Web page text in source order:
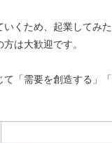
いくため、起業してみ
は大歓迎です。
て「需要を創造する」